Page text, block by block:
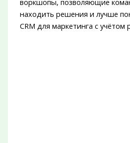
воркшопы, позволяющие
находить решения и лучше
CRM для маркетинга с учётом